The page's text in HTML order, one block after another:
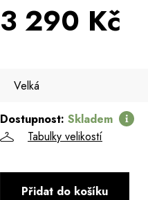
3 290 Kč
Velká
Velká
Dostupnost: Skladem
Tabulky velikostí
Přidat do košíku